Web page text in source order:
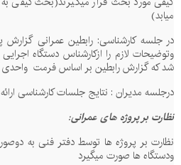
میابد)
در جلسه کارشناسی: رابطین عمرانی گزارش
وتوضیحات لازم را ازکارشناس دستگاه
شد که گزارش رابطین بر اساس فرمت واحدی
درجلسه مدیران : نتایج جلسات کارشناسی ارائه
نظارت بر پروژه های عمرانی:
نظارت بر پروژه ها توسط دفتر فنی به
ودستگاه ها صورت میگیرد